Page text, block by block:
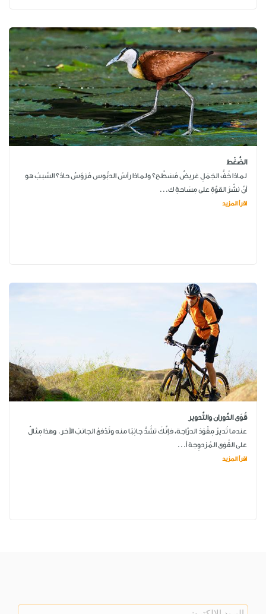
الضَّغْط
لماذا خُفُّ الجَمَلِ عَريضٌ مُسَطَّح؟ ولماذا رأسُ الدبُّوس مُرَوّسٌ حادّ؟ السَّببُ هو
أنَّ نشْرَ القوَّةِ على مِسَاحةٍ ك...
اقرأ المزيد
قُوَى الدَّوران والتَّدوير
عندما تُديرُ مِقْوَدَ الدرَّاجة، فإنَّكَ تشُدُّ جانِبًا منه وتَدْفعُ الجانبَ الآخر. وهذا مِثالٌ
على القُوَى المُزدوِجة أ...
اقرأ المزيد